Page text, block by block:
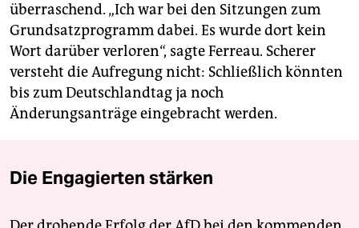
überraschend. „Ich war bei den Sitzungen zum
Grundsatzprogramm dabei. Es wurde dort kein
Wort darüber verloren“, sagte Ferreau. Scherer
versteht die Aufregung nicht: Schließlich könnten
bis zum Deutschlandtag ja noch
Änderungsanträge eingebracht werden.
Die Engagierten stärken